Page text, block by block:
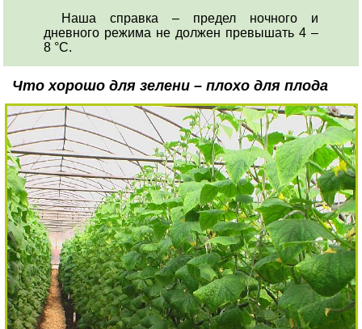
Наша справка – предел ночного и
дневного режима не должен превышать 4 –
8 °С.
Что хорошо для зелени – плохо для плода